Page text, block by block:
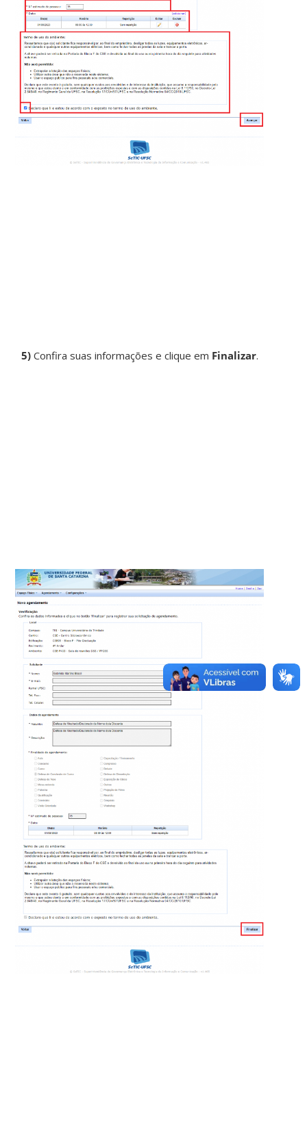
5) Confira suas informações e clique em Finalizar.